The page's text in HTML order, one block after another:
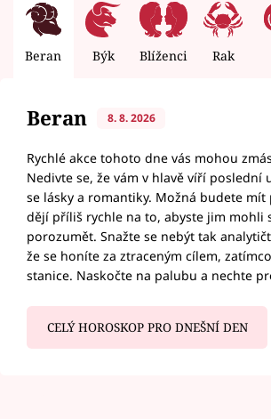
Beran Býk Blíženci Rak
Beran 8. 8. 2026
Rychlé akce tohoto dne vás mohou
Nedivte se, že vám v hlavě víří poslední
se lásky a romantiky. Možná budete mít
dějí příliš rychle na to, abyste jim mohli
porozumět. Snažte se nebýt tak
že se honíte za ztraceným cílem,
stanice. Naskočte na palubu a nechte
CELÝ HOROSKOP PRO DNEŠNÍ DEN